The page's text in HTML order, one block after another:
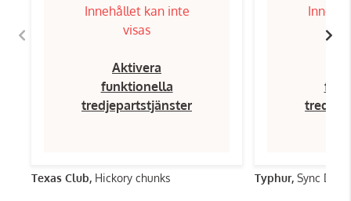
Innehållet kan inte
visas
Aktivera
funktionella
tredjepartstjänster
Texas Club, Hickory chunks Typhur, Sync